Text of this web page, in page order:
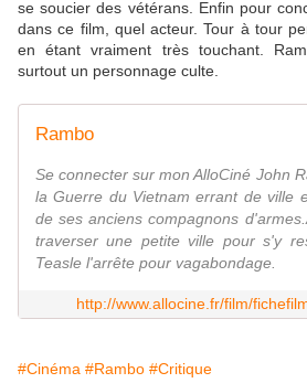
se soucier des vétérans. Enfin pour
dans ce film, quel acteur. Tour à tour
en étant vraiment très touchant.
surtout un personnage culte.
Rambo
Se connecter sur mon AlloCiné John
la Guerre du Vietnam errant de ville
de ses anciens compagnons
traverser une petite ville pour s'y
Teasle l'arrête pour vagabondage.
http://www.allocine.fr/film/
#Cinéma #Rambo #Critique